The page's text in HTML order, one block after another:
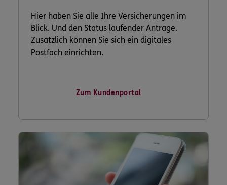
Hier haben Sie alle Ihre Versicherungen im
Blick. Und den Status laufender Anträge.
Zusätzlich können Sie sich ein digitales
Postfach einrichten.
Zum Kundenportal